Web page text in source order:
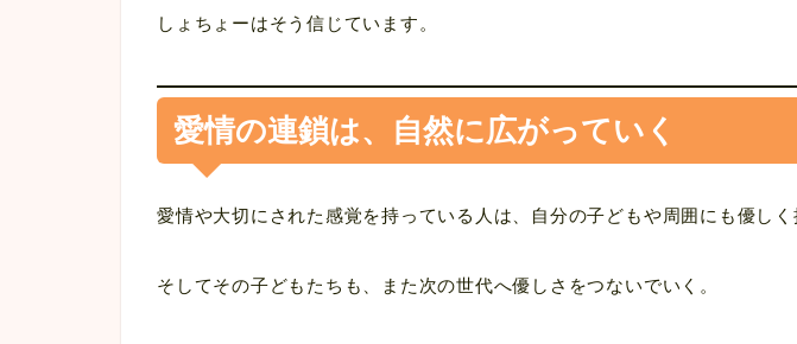
しょちょーはそう信じています。
愛情の連鎖は、自然に広がっていく
愛情や大切にされた感覚を持っている人は、自分の子どもや周囲にも優しく
そしてその子どもたちも、また次の世代へ優しさをつないでいく。